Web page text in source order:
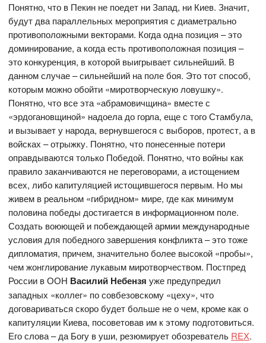
Понятно, что в Пекин не поедет ни Запад, ни Киев. Значит,
будут два параллельных мероприятия с диаметрально
противоположными векторами. Когда одна позиция – это
доминирование, а когда есть противоположная позиция –
это конкуренция, в которой выигрывает сильнейший. В
данном случае – сильнейший на поле боя. Это тот способ,
которым можно обойти «миротворческую ловушку».
Понятно, что все эта «абрамовичщина» вместе с
«эрдогановщиной» надоела до горла, еще с того Стамбула,
и вызывает у народа, вернувшегося с выборов, протест, а в
войсках – отрыжку. Понятно, что понесенные потери
оправдываются только Победой. Понятно, что войны как
правило заканчиваются не переговорами, а истощением
всех, либо капитуляцией истощившегося первым. Но мы
живем в реальном «гибридном» мире, где как минимум
половина победы достигается в информационном поле.
Создать воюющей и побеждающей армии международные
условия для победного завершения конфликта – это тоже
дипломатия, причем, значительно более высокой «пробы»,
чем жонглирование лукавым миротворчеством. Постпред
России в ООН Василий Небензя уже предупредил
западных «коллег» по совбезовскому «цеху», что
договариваться скоро будет больше не о чем, кроме как о
капитуляции Киева, посоветовав им к этому подготовиться.
Его слова – да Богу в уши, резюмирует обозреватель REX.